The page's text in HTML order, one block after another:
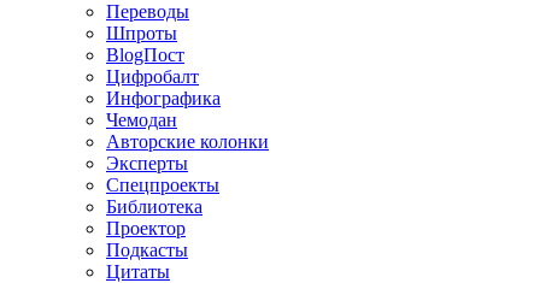
Переводы
Шпроты
BlogПост
Цифробалт
Инфографика
Чемодан
Авторские колонки
Эксперты
Спецпроекты
Библиотека
Проектор
Подкасты
Цитаты